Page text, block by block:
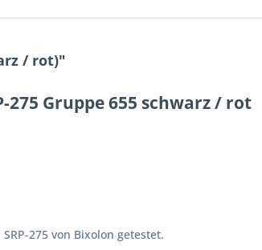
/ rot)"
275 Gruppe 655 schwarz / rot
275 von Bixolon getestet.